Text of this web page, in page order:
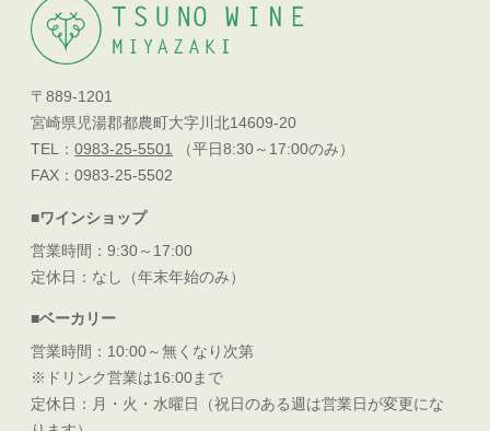
〒889-1201
宮崎県児湯郡都農町大字川北14609-20
TEL：0983-25-5501 （平日8:30～17:00のみ）
FAX：0983-25-5502
■ワインショップ
営業時間：9:30～17:00
定休日：なし（年末年始のみ）
■ベーカリー
営業時間：10:00～無くなり次第
※ドリンク営業は16:00まで
定休日：月・火・水曜日（祝日のある週は営業日が変更にな